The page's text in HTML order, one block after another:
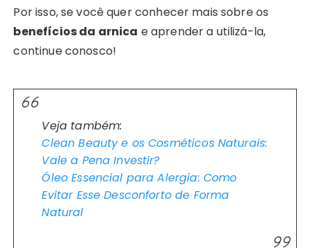
Por isso, se você quer conhecer mais sobre os
benefícios da arnica e aprender a utilizá-la,
continue conosco!
Veja também:
Clean Beauty e os Cosméticos Naturais:
Vale a Pena Investir?
Óleo Essencial para Alergia: Como
Evitar Esse Desconforto de Forma
Natural